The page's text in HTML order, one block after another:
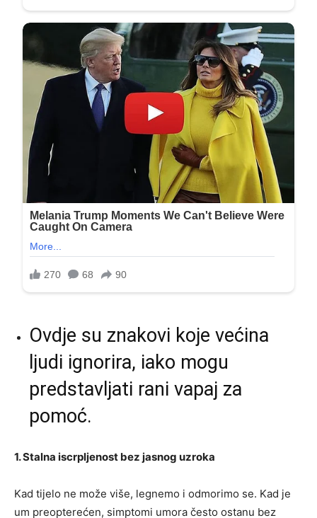
Ovdje su znakovi koje većina
ljudi ignorira, iako mogu
predstavljati rani vapaj za
pomoć.
1. Stalna iscrpljenost bez jasnog uzroka
Kad tijelo ne može više, legnemo i odmorimo se. Kad je
um preopterećen, simptomi umora često ostanu bez